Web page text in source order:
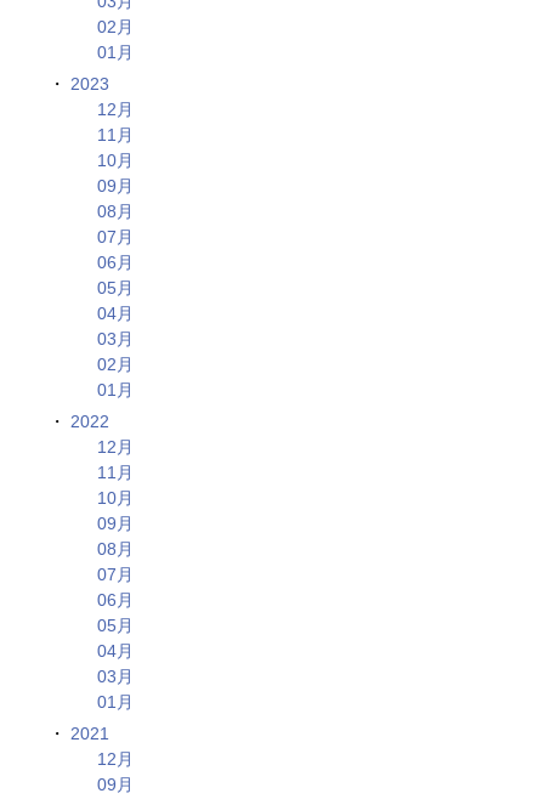
02月
01月
2023
12月
11月
10月
09月
08月
07月
06月
05月
04月
03月
02月
01月
2022
12月
11月
10月
09月
08月
07月
06月
05月
04月
03月
01月
2021
12月
09月